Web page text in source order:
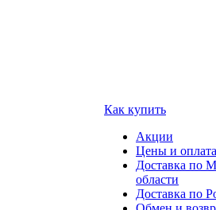
Как купить
Акции
Цены и оплата
Доставка по
области
Доставка по